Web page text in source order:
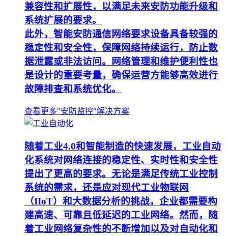
兼容性和扩展性，以满足未来安防功能升级和
系统扩展的要求。
此外，智能安防通信网络要求设备具备较强的
稳定性和安全性，保障网络持续运行，防止数
据泄露或非法访问。网络管理和维护便利性也
是设计的重要考量，确保运营方能够高效进行
故障排查和系统优化。
查看更多"安防监控"解决方案
随着工业4.0和智能制造的快速发展，工业自动
化系统对网络连接的稳定性、实时性和安全性
提出了更高的要求。无论是满足传统工业控制
系统的需求，还是应对现代工业物联网
（IIoT）和大数据分析的挑战，企业都需要构
建高速、可靠且低延迟的工业网络。然而，随
着工业网络复杂性的不断增加以及对自动化和